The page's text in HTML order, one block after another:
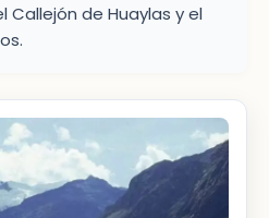
Callejón de Huaylas y el